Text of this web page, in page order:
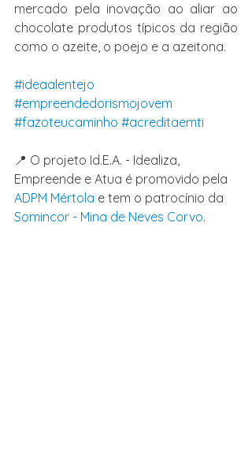
mercado pela inovação ao aliar ao
chocolate produtos típicos da região
como o azeite, o poejo e a azeitona.
#ideaalentejo
#empreendedorismojovem
#fazoteucaminho #acreditaemti
📍 O projeto Id.E.A. - Idealiza,
Empreende e Atua é promovido pela
ADPM Mértola e tem o patrocínio da
Somincor - Mina de Neves Corvo.